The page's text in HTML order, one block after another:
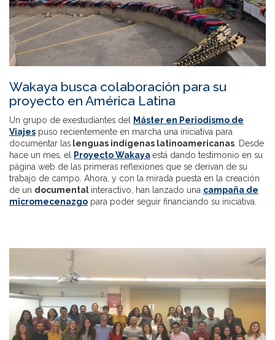
Wakaya busca colaboración para su
proyecto en América Latina
Un grupo de exestudiantes del
Máster en Periodismo de
Viajes puso recientemente en marcha una iniciativa para
documentar las lenguas indígenas latinoamericanas . Desde
hace un mes, el
Proyecto Wakaya está dando testimonio en su
página web de las primeras reflexiones que se derivan de su
trabajo de campo. Ahora, y con la mirada puesta en la creación
de un documental interactivo, han lanzado una campaña de
micromecenazgo para poder seguir financiando su iniciativa.